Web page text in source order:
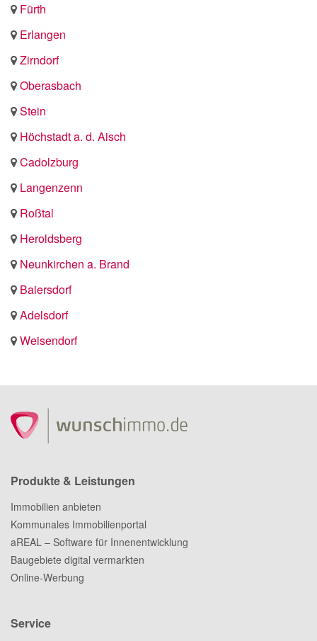
Fürth
Erlangen
Zirndorf
Oberasbach
Stein
Höchstadt a. d. Aisch
Cadolzburg
Langenzenn
Roßtal
Heroldsberg
Neunkirchen a. Brand
Baiersdorf
Adelsdorf
Weisendorf
Produkte & Leistungen
Immobilien anbieten
Kommunales Immobilienportal
aREAL – Software für Innenentwicklung
Baugebiete digital vermarkten
Online-Werbung
Service